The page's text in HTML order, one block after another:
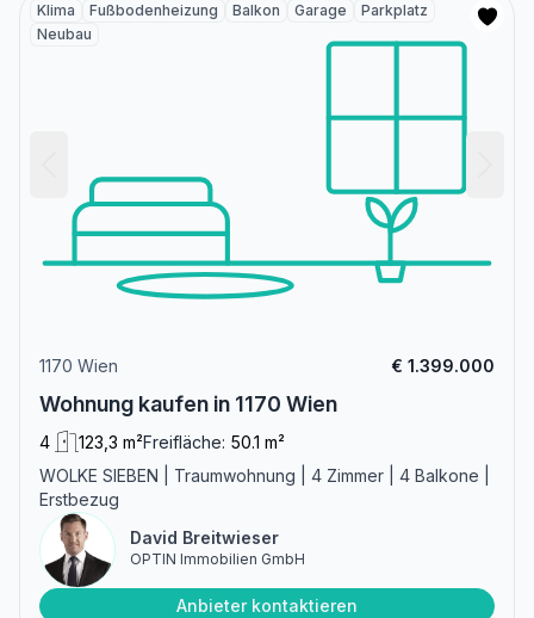
Klima Fußbodenheizung Balkon Garage
Parkplatz
Neubau
1170 Wien € 1.399.000
Wohnung kaufen in 1170 Wien
4 123,3 m²Freifläche: 50.1 m²
WOLKE SIEBEN | Traumwohnung | 4 Zimmer | 4 Balkone |
Erstbezug
David Breitwieser
OPTIN Immobilien GmbH
Anbieter kontaktieren